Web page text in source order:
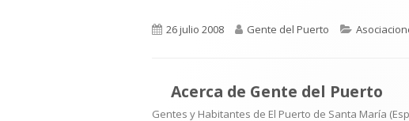
Publicado
26 julio 2008 Autor
Gente del Puerto Categorías
Acerca de Gente del Puerto
Gentes y Habitantes de El Puerto de Santa María